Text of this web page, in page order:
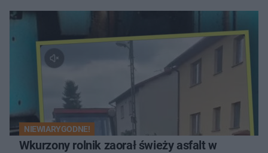
NIEWIARYGODNE!
Wkurzony rolnik zaorał świeży asfalt w